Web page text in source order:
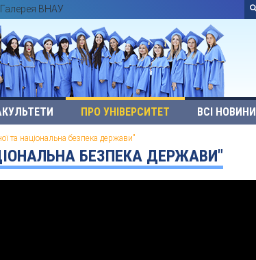
Галерея ВНАУ
ПРО УНІВЕРСИТЕТ ВСІ НОВИНИ
та національна безпека держави"
БЕЗПЕКА ДЕРЖАВИ"